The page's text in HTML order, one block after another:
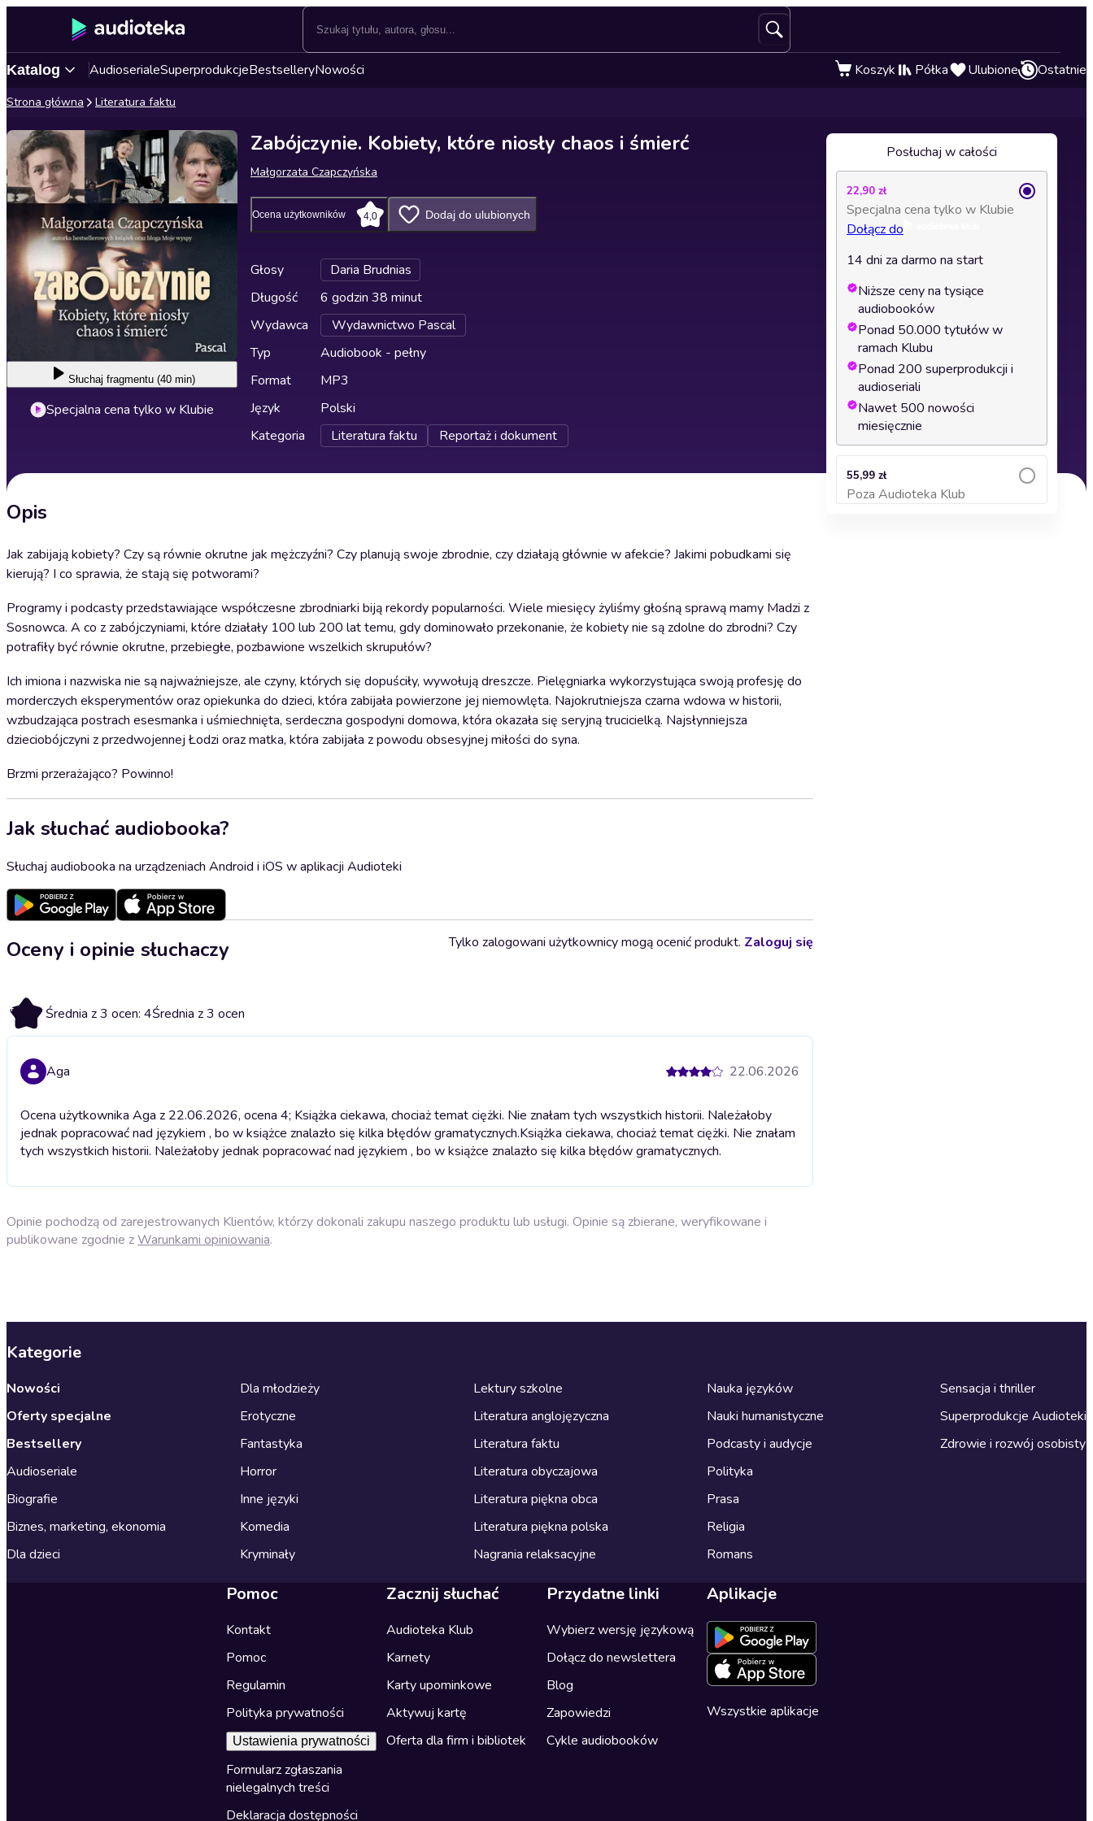
Katalog AudioserialeSuperprodukcjeBestselleryNowości Koszyk Półka Ulubione Ostatnie
Strona główna Literatura faktu
Słuchaj fragmentu (40 min)
Specjalna cena tylko w Klubie
Zabójczynie. Kobiety, które niosły chaos i śmierć
Małgorzata Czapczyńska
Ocena użytkowników 4,0 Dodaj do ulubionych
Głosy
Daria Brudnias
Długość
6 godzin 38 minut
Wydawca
Wydawnictwo Pascal
Typ
Audiobook - pełny
Format
MP3
Język
Polski
Kategoria
Literatura faktu Reportaż i dokument
Opis
Jak zabijają kobiety? Czy są równie okrutne jak mężczyźni? Czy planują swoje zbrodnie, czy działają głównie w afekcie? Jakimi pobudkami się
kierują? I co sprawia, że stają się potworami?
Programy i podcasty przedstawiające współczesne zbrodniarki biją rekordy popularności. Wiele miesięcy żyliśmy głośną sprawą mamy Madzi z
Sosnowca. A co z zabójczyniami, które działały 100 lub 200 lat temu, gdy dominowało przekonanie, że kobiety nie są zdolne do zbrodni? Czy
potrafiły być równie okrutne, przebiegłe, pozbawione wszelkich skrupułów?
Ich imiona i nazwiska nie są najważniejsze, ale czyny, których się dopuściły, wywołują dreszcze. Pielęgniarka wykorzystująca swoją profesję do
morderczych eksperymentów oraz opiekunka do dzieci, która zabijała powierzone jej niemowlęta. Najokrutniejsza czarna wdowa w historii,
wzbudzająca postrach esesmanka i uśmiechnięta, serdeczna gospodyni domowa, która okazała się seryjną trucicielką. Najsłynniejsza
dzieciobójczyni z przedwojennej Łodzi oraz matka, która zabijała z powodu obsesyjnej miłości do syna.
Brzmi przerażająco? Powinno!
Jak słuchać audiobooka?
Słuchaj audiobooka na urządzeniach Android i iOS w aplikacji Audioteki
Oceny i opinie słuchaczy
4 Średnia z 3 ocen: 4Średnia z 3 ocen
Tylko zalogowani użytkownicy mogą ocenić produkt. Zaloguj się
Aga 22.06.2026
Ocena użytkownika Aga z 22.06.2026, ocena 4; Książka ciekawa, chociaż temat ciężki. Nie znałam tych wszystkich historii. Należałoby
jednak popracować nad językiem , bo w książce znalazło się kilka błędów gramatycznych.Książka ciekawa, chociaż temat ciężki. Nie znałam
tych wszystkich historii. Należałoby jednak popracować nad językiem , bo w książce znalazło się kilka błędów gramatycznych.
Opinie pochodzą od zarejestrowanych Klientów, którzy dokonali zakupu naszego produktu lub usługi. Opinie są zbierane, weryfikowane i
publikowane zgodnie zWarunkami opiniowania.
Posłuchaj w całości
22,90 zł
Specjalna cena tylko w Klubie
Dołącz do
14 dni za darmo na start
Niższe ceny na tysiące
audiobooków
Ponad 50.000 tytułów w
ramach Klubu
Ponad 200 superprodukcji i
audioseriali
Nawet 500 nowości
miesięcznie
55,99 zł
Poza Audioteka Klub
Dodaj do koszyka
Kategorie
Nowości
Oferty specjalne
Bestsellery
Audioseriale
Biografie
Biznes, marketing, ekonomia
Dla dzieci
Dla młodzieży
Erotyczne
Fantastyka
Horror
Inne języki
Komedia
Kryminały
Lektury szkolne
Literatura anglojęzyczna
Literatura faktu
Literatura obyczajowa
Literatura piękna obca
Literatura piękna polska
Nagrania relaksacyjne
Nauka języków
Nauki humanistyczne
Podcasty i audycje
Polityka
Prasa
Religia
Romans
Sensacja i thriller
Superprodukcje Audioteki
Zdrowie i rozwój osobisty
Pomoc
Kontakt
Pomoc
Regulamin
Polityka prywatności
Ustawienia prywatności
Formularz zgłaszania
nielegalnych treści
Deklaracja dostępności
Zacznij słuchać
Audioteka Klub
Karnety
Karty upominkowe
Aktywuj kartę
Oferta dla firm i bibliotek
Przydatne linki
Wybierz wersję językową
Dołącz do newslettera
Blog
Zapowiedzi
Cykle audiobooków
Aplikacje
Wszystkie aplikacje